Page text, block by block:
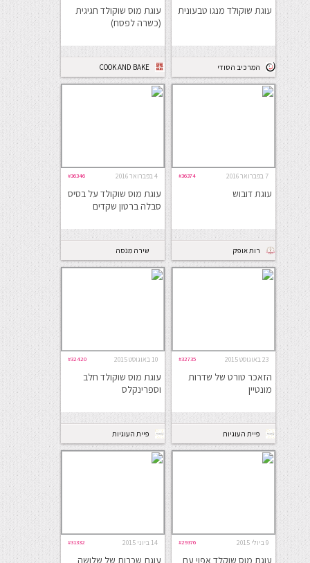
עוגת שוקולד מנגו טבעונית
המרכיב הסודי
עוגת מוס שוקולד חגיגית
(כשרה לפסח)
COOK AND BAKE
7 בפברואר 2016 #36374
עוגת דובוש
רות אופק
4 בפברואר 2016 #36346
עוגת מוס שוקולד על בסיס
סבלה ברטון שקדים
שירה מנסה
במטבח
23 באוגוסט 2015 #32735
הזאכר טורט של שדרות
מונטיין
פיית העוגיות
10 באוגוסט 2015 #32420
עוגת מוס שוקולד חלב
וספרינקלס
פיית העוגיות
9 ביולי 2015 #29376
עוגת מוס שוקלד אפוי עם
14 ביוני 2015 #31332
עוגת שכבות של שלושה